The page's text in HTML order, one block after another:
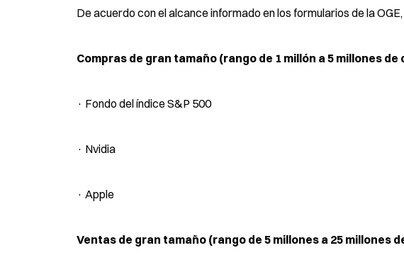
De acuerdo con el alcance informado en los formularios de la
Compras de gran tamaño (rango de 1 millón a 5 millones
· Fondo del índice S&P 500
· Nvidia
· Apple
Ventas de gran tamaño (rango de 5 millones a 25 millones